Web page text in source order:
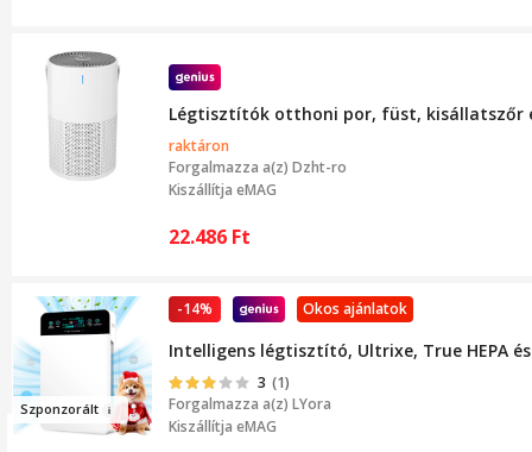
Légtisztítók otthoni por, füst, kisállatszőr
raktáron
Forgalmazza a(z) Dzht-ro
Kiszállítja eMAG
22.486 Ft
Szponzorált
Okos ajánlatok
-14%
Intelligens légtisztító, Ultrixe, True HEPA
3 (1)
Forgalmazza a(z) LYora
Kiszállítja eMAG